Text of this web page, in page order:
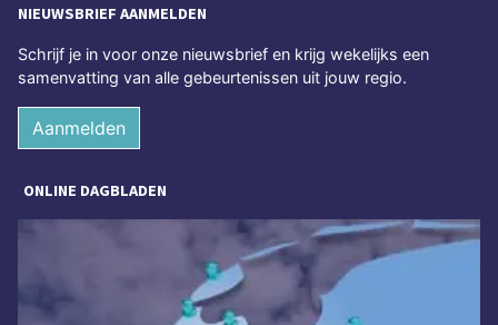
NIEUWSBRIEF AANMELDEN
Schrijf je in voor onze nieuwsbrief en krijg wekelijks een
samenvatting van alle gebeurtenissen uit jouw regio.
Aanmelden
ONLINE DAGBLADEN